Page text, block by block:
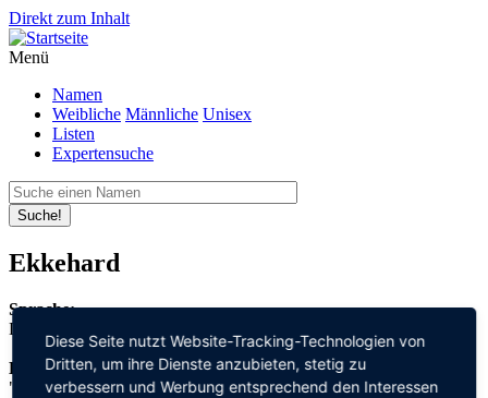
Direkt zum Inhalt
Menü
Namen
Weibliche Männliche Unisex
Listen
Expertensuche
Suche!
Ekkehard
Sprache:
Deutsch
Bedeutung:
"Waffenspitze" + "stark, hart"
Diese Seite nutzt Website-Tracking-Technologien von
Dritten, um ihre Dienste anzubieten, stetig zu
verbessern und Werbung entsprechend den Interessen